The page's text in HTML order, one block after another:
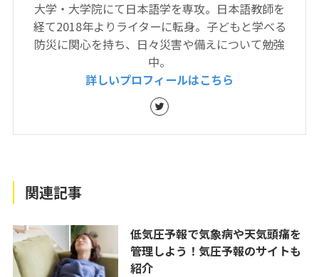
大学・大学院にて日本語学を専攻。日本語教師を
経て2018年よりライターに転身。子どもと学べる
防災に関心を持ち、日々災害や備えについて勉強
中。
詳しいプロフィールはこちら
関連記事
低気圧予報で気象病や天気頭痛を
管理しよう！気圧予報のサイトも
紹介